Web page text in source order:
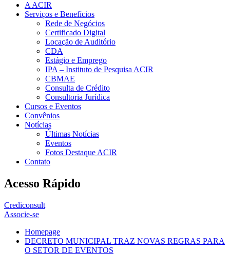
A ACIR
Serviços e Benefícios
Rede de Negócios
Certificado Digital
Locação de Auditório
CDA
Estágio e Emprego
IPA – Instituto de Pesquisa ACIR
CBMAE
Consulta de Crédito
Consultoria Jurídica
Cursos e Eventos
Convênios
Notícias
Últimas Notícias
Eventos
Fotos Destaque ACIR
Contato
Acesso Rápido
Crediconsult
Associe-se
Homepage
DECRETO MUNICIPAL TRAZ NOVAS REGRAS PARA
O SETOR DE EVENTOS